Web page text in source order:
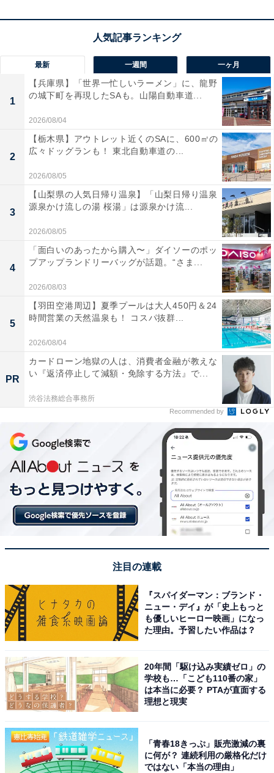
るさと鮮やかな色彩で極上の映像美を楽しめる65V型4K
り、映画館さながらの臨場感あふれるサウンドが部屋中
を包み込みます！
倍速パネルや充実したゲームモードも備え、ネット動画
からゲームまで大画面で滑らかに堪能できるのが嬉しい
ですね。
ハイセンスのスマートテレビ「65E80R」の口コミ
ハイセンスのスマートテレビ「65E80R」には以下のよ
うな口コミが寄せられています。
ミニLEDの映像が驚くほど鮮やかで映画の暗いシー
ンもきれいに見えます
スピーカーの音質がとても良く外部スピーカーなし
でも大満足の臨場感です
65インチの大画面でネット動画やゲームが滑らかに
動いて毎日感動しています
リビングで臨場感あふれる圧倒的な映像美とサウンドを
満喫したい人には、おすすめの商品といえそうです。
あわせて読みたい
【Amazonお買い得情報】REGZA「スマート
テレビ」が特別価格で登場中【6月7日】
最新 一週間 一ヶ月
1
【兵庫県】「世界一忙しいラーメン」に、龍野
の城下町を再現したSAも。山陽自動車道...
2026/08/04
2
【栃木県】アウトレット近くのSAに、600㎡の
広々ドッグランも！ 東北自動車道の...
2026/08/05
3
【山梨県の人気日帰り温泉】「山梨日帰り温泉
源泉かけ流しの湯 桜湯」は源泉かけ流...
2026/08/05
4
「面白いのあったから購入〜」ダイソーのポッ
プアップランドリーバッグが話題。“さま...
2026/08/03
5
【羽田空港周辺】夏季プールは大人450円＆24
時間営業の天然温泉も！ コスパ抜群...
2026/08/04
PR
カードローン地獄の人は、消費者金融が教えな
い『返済停止して減額・免除する方法』で...
渋谷法務総合事務所
Recommended by
注目の連載
『スパイダーマン：ブランド・
ニュー・デイ』が「史上もっと
も優しいヒーロー映画」になっ
た理由。予習したい作品は？
20年間「駆け込み実績ゼロ」の
学校も…「こども110番の家」
は本当に必要？ PTAが直面する
理想と現実
「青春18きっぷ」販売激減の裏
に何が？ 連続利用の厳格化だけ
ではない「本当の理由」